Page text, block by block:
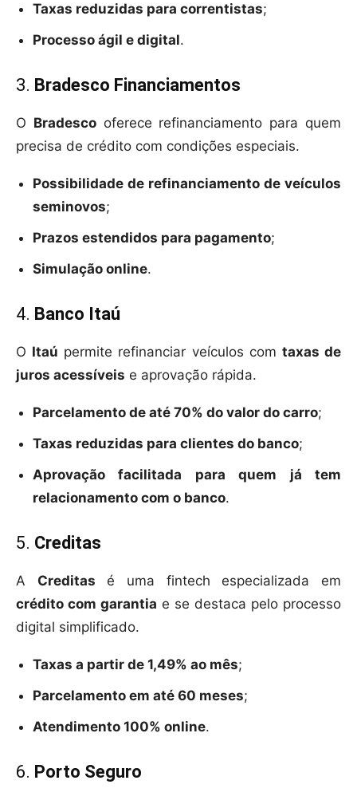
Taxas reduzidas para correntistas;
Processo ágil e digital.
3. Bradesco Financiamentos
O Bradescooferece refinanciamento para quem
precisa de crédito com condições especiais.
Possibilidade de refinanciamento de veículos
seminovos;
Prazos estendidos para pagamento;
Simulação online.
4. Banco Itaú
O Itaú permite refinanciar veículos com taxas de
juros acessíveis e aprovação rápida.
Parcelamento de até 70% do valor do carro;
Taxas reduzidas para clientes do banco;
Aprovação facilitada para quem já tem
relacionamento com o banco.
5. Creditas
A Creditas é uma fintech especializada em
crédito com garantia e se destaca pelo processo
digital simplificado.
Taxas a partir de 1,49% ao mês;
Parcelamento em até 60 meses;
Atendimento 100% online.
6. Porto Seguro